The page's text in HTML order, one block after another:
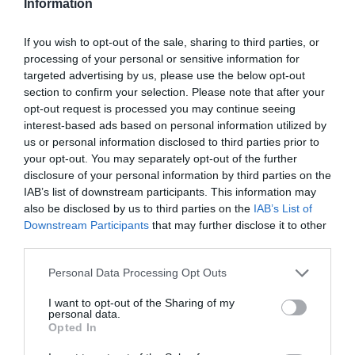
Information
If you wish to opt-out of the sale, sharing to third parties, or
processing of your personal or sensitive information for
targeted advertising by us, please use the below opt-out
section to confirm your selection. Please note that after your
opt-out request is processed you may continue seeing
interest-based ads based on personal information utilized by
us or personal information disclosed to third parties prior to
your opt-out. You may separately opt-out of the further
disclosure of your personal information by third parties on the
IAB’s list of downstream participants. This information may
also be disclosed by us to third parties on the IAB’s List of
Downstream Participants that may further disclose it to other
Please note that this website/app uses one or more Google
not limited to your visit or usage behaviour. You may click to
grant or deny consent to Google and its third-party tags to
use your data for below specified purposes in below Google
consent section.
Personal Data Processing Opt Outs
I want to opt-out of the Sharing of my
personal data.
Opted In
szupergyümölcsnek is nevezik, mert tele van
harcot a szabadgyökök ellen, és csökkentik a stresszt. Ha
tehetjük, minden nap fogyasszunk belőle legalább egy
csészényit.
4. Avokádó